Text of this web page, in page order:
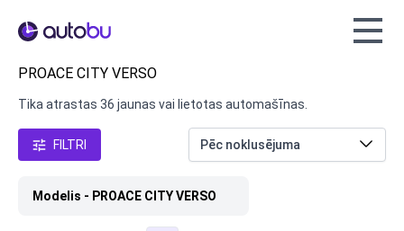
Autobu.eu
PROACE CITY VERSO
Tika atrastas 36 jaunas vai lietotas automašīnas.
FILTRI
Modelis - PROACE CITY VERSO